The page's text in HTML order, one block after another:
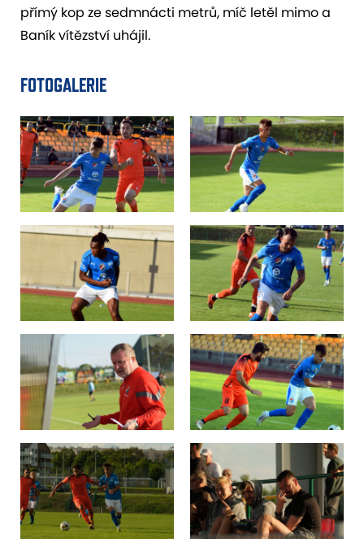
přímý kop ze sedmnácti metrů, míč letěl mimo a
Baník vítězství uhájil.
FOTOGALERIE